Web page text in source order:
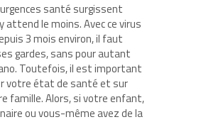
santé surgissent
attend le moins. Avec ce virus
3 mois environ, il faut
gardes, sans pour autant
Toutefois, il est important
votre état de santé et sur
famille. Alors, si votre enfant,
ou vous-même avez de la